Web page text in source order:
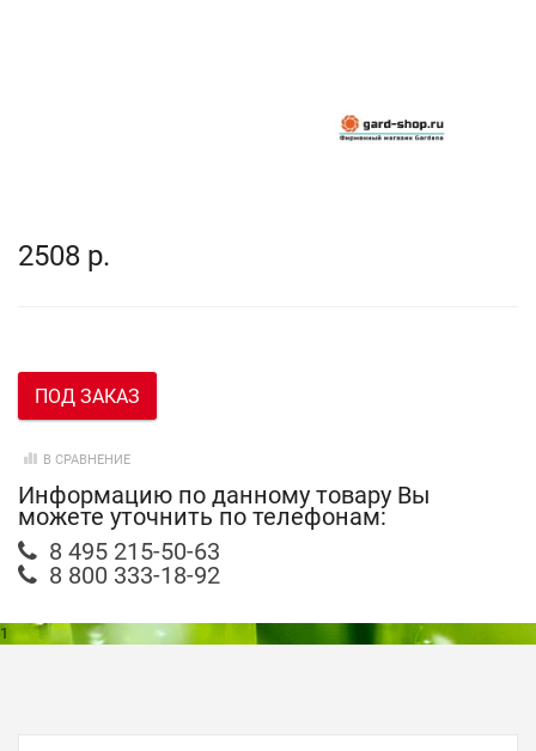
2508 р.
ПОД ЗАКАЗ
В СРАВНЕНИЕ
Информацию по данному товару Вы
можете уточнить по телефонам:
8 495 215-50-63
8 800 333-18-92
1